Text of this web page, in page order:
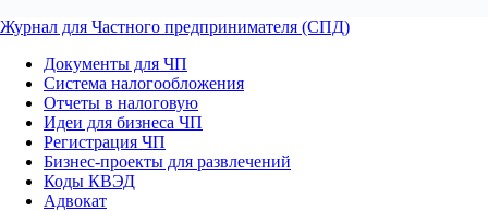
Журнал для Частного предпринимателя (СПД)
Документы для ЧП
Система налогообложения
Отчеты в налоговую
Идеи для бизнеса ЧП
Регистрация ЧП
Бизнес-проекты для развлечений
Коды КВЭД
Адвокат